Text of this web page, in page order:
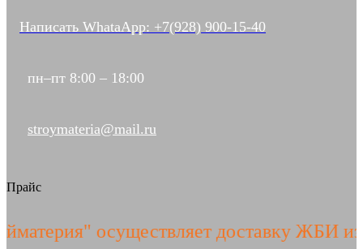
Написать WhataApp: +7(928) 900-15-40
пн–пт 8:00 – 18:00
stroymateria@mail.ru
Прайс
осуществляет доставку ЖБИ